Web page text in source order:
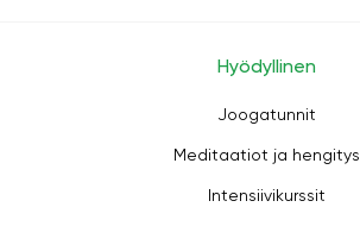
Hyödyllinen
Joogatunnit
Meditaatiot ja hengitys
Intensiivikurssit